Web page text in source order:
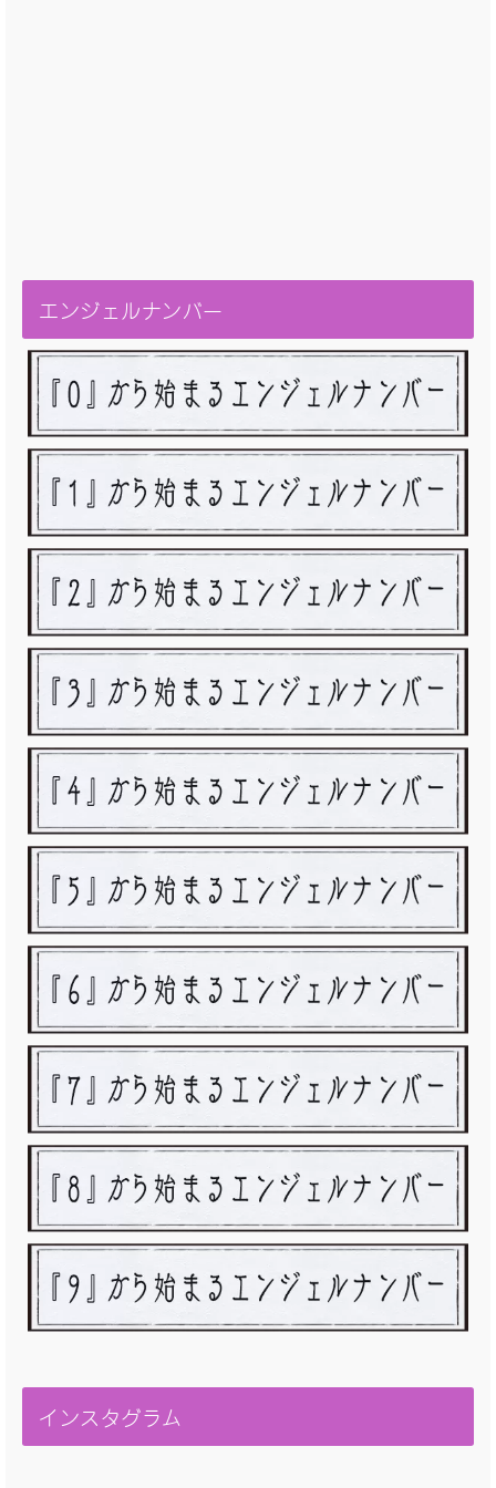
エンジェルナンバー
インスタグラム